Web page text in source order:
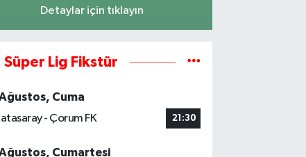
Detaylar için tıklayın
Süper Lig Fikstür
Cuma
- Çorum FK
21:30
Cumartesi